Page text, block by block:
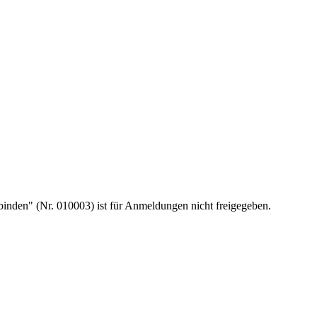
(Nr. 010003) ist für Anmeldungen nicht freigegeben.